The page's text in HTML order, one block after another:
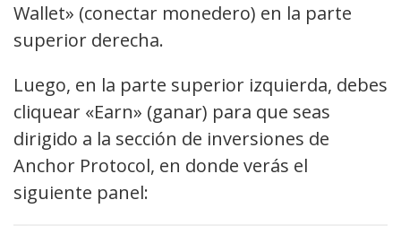
Wallet» (conectar monedero) en la parte
superior derecha.
Luego, en la parte superior izquierda, debes
cliquear «Earn» (ganar) para que seas
dirigido a la sección de inversiones de
Anchor Protocol, en donde verás el
siguiente panel: